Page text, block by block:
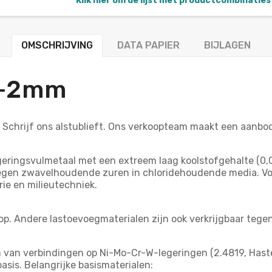
OMSCHRIJVING DATA PAPIER BIJLAGEN
ons alstublieft. Ons verkoopteam maakt een
met een extreem laag koolstofgehalte
zwavelhoudende zuren in chloridehoudende media.
en milieutechniek.
Andere lastoevoegmaterialen zijn ook verkrijgbaar
verbindingen op Ni-Mo-Cr-W-legeringen (2.4819,
Belangrijke basismaterialen: